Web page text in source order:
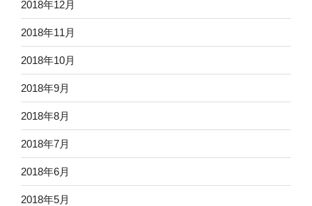
2018年12月
2018年11月
2018年10月
2018年9月
2018年8月
2018年7月
2018年6月
2018年5月